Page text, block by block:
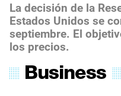
La decisión de la
Estados Unidos se
septiembre. El
los precios.